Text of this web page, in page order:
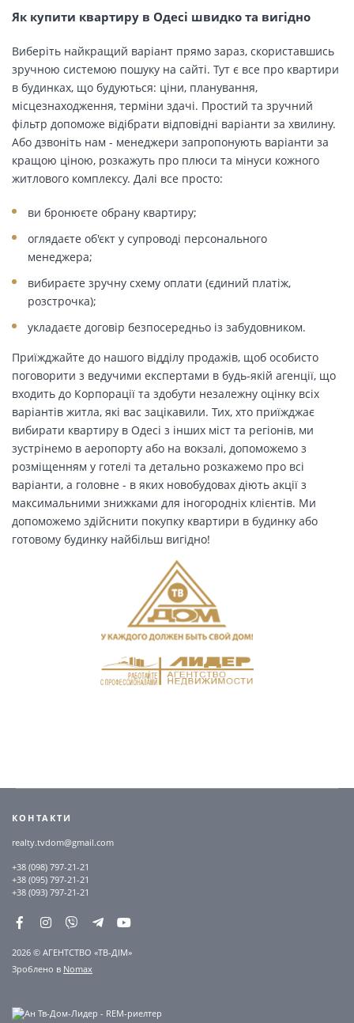
Як купити квартиру в Одесі швидко та вигідно
Виберіть найкращий варіант прямо зараз, скориставшись
зручною системою пошуку на сайті. Тут є все про квартири
в будинках, що будуються: ціни, планування,
місцезнаходження, терміни здачі. Простий та зручний
фільтр допоможе відібрати відповідні варіанти за хвилину.
Або дзвоніть нам - менеджери запропонують варіанти за
кращою ціною, розкажуть про плюси та мінуси кожного
житлового комплексу. Далі все просто:
ви бронюєте обрану квартиру;
оглядаєте об'єкт у супроводі персонального
менеджера;
вибираєте зручну схему оплати (єдиний платіж,
розстрочка);
укладаєте договір безпосередньо із забудовником.
Приїжджайте до нашого відділу продажів, щоб особисто
поговорити з ведучими експертами в будь-якій агенції, що
входить до Корпорації та здобути незалежну оцінку всіх
варіантів житла, які вас зацікавили. Тих, хто приїжджає
вибирати квартиру в Одесі з інших міст та регіонів, ми
зустрінемо в аеропорту або на вокзалі, допоможемо з
розміщенням у готелі та детально розкажемо про всі
варіанти, а головне - в яких новобудовах діють акції з
максимальними знижками для іногородніх клієнтів. Ми
допоможемо здійснити покупку квартири в будинку або
готовому будинку найбільш вигідно!
КОНТАКТИ
realty.tvdom@gmail.com
+38 (098) 797-21-21
+38 (095) 797-21-21
+38 (093) 797-21-21
2026 © АГЕНТСТВО «ТВ-ДІМ»
Зроблено в Nomax